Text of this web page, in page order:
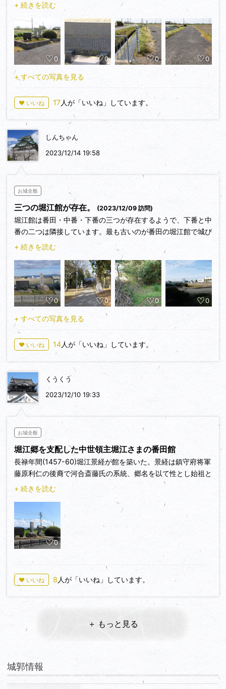
駐車場：有りません、竹内農園西標柱の前のジャリ農道路
駐、竹内農園東１００ｍ程の幅広道路駐(36°12'46"N
136°12'19"E)交通量は少ない
参考資料：余湖図コレクションさん、グーグルマップに依る
竹内農園の西、水路の西に標柱「堀江公番田館跡 南に100
ｍ」が有りジャリ農道を南へ幅は５ｍ程ありましたので直接乗
現地の堀江館は堀江公番田館跡と称されています。跡地には
館名石碑、解説石盤、祠が祀られ建っています。田園、田圃の
中にポツンと残されています、草も刈られて地元の方々に大事
にされて居るようです。
観察時丁度、えちぜん鉄道の電車が番田駅に入って来まし
た、ブルーとクリームのツートンカラーで奇麗な電車でした。
石盤、石碑、標柱のみ観察して短時間の探訪でした。
解説石盤によると、この史跡は中世の頃坂井郡一帯を支配し
た堀江公一族の居館跡、系譜は藤原鎌足の流れ、鎮守府将軍藤
原利仁の子孫で堀江の地に住み、堀江を姓とした。
代々斯波氏、朝倉氏に属して武功を以て鳴る。(石盤抜粋)
+ 続きを読む
0 0 0 0
+ すべての写真を見る
♥ いいね 17人が「いいね」しています。
しんちゃん
2023/12/14 19:58
お城全般
三つの堀江館が存在。 (2023/12/09 訪問)
堀江館は番田・中番・下番の三つが存在するようで、下番と中
番の二つは隣接しています。最も古いのが番田の堀江館で城び
との地図で示されているのがそうです。館の主の堀江氏が加賀
一向一揆との戦いの後、一揆勢に備えて番田から下番に本拠を
移したようです。中番の館は春日神社の境内と見られ、下番の
館は本荘小学校一帯に築かれていて堀と土塁を備えていたよう
です。本荘小学校と春日神社の間には堀跡とおぼしき跡が見ら
れ、西側の土塁があった場所にはそれらしい土盛りがあるよう
です。小学校の北側には堀江館と関係ありそうな石碑と石塔が
立っています。
+ 続きを読む
0 0 0 0
+ すべての写真を見る
♥ いいね 14人が「いいね」しています。
くうくう
2023/12/10 19:33
お城全般
堀江郷を支配した中世領主堀江さまの番田館
長禄年間(1457-60)堀江景経が館を築いた。景経は鎮守府将軍
藤原利仁の後裔で河合斎藤氏の系統、郷名を以て性とし始祖と
なる。堀江氏は後に朝倉氏に属し坂井郡一帯(堀江郷)に勢力を
張った。番田館には石碑、説明、祠などがあるが遺構は残って
ない。後に下番館(本荘小学校あたり)に移る。
+ 続きを読む
0
♥ いいね 8 人が「いいね」しています。
＋ もっと見る
城郭情報